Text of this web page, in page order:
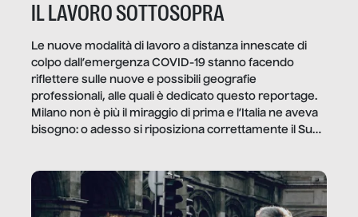
IL LAVORO SOTTOSOPRA
Le nuove modalità di lavoro a distanza innescate di
colpo dall’emergenza COVID-19 stanno facendo
riflettere sulle nuove e possibili geografie
professionali, alle quali è dedicato questo reportage.
Milano non è più il miraggio di prima e l’Italia ne aveva
bisogno: o adesso si riposiziona correttamente il Sud